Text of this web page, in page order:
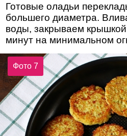
Готовые оладьи
большего диаметра.
воды, закрываем
минут на минимальном
Фото 7